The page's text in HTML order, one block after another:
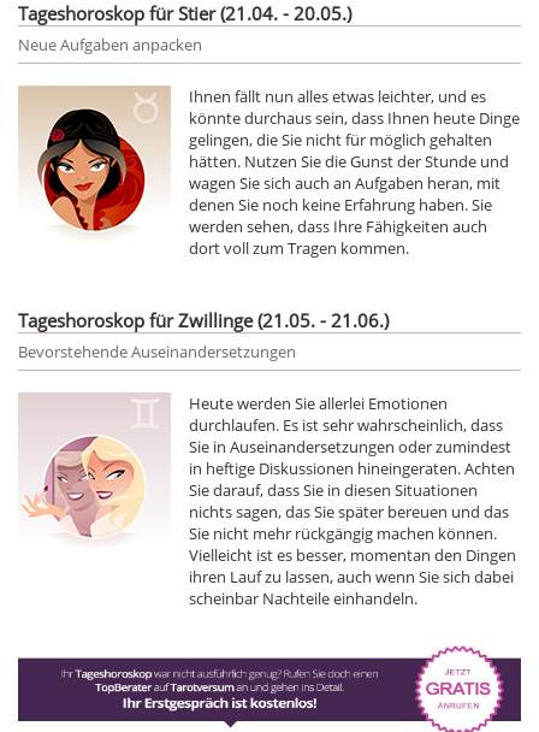
Tageshoroskop für Stier (21.04. - 20.05.)
Neue Aufgaben anpacken
Ihnen fällt nun alles etwas leichter, und es
könnte durchaus sein, dass Ihnen heute Dinge
gelingen, die Sie nicht für möglich gehalten
hätten. Nutzen Sie die Gunst der Stunde und
wagen Sie sich auch an Aufgaben heran, mit
denen Sie noch keine Erfahrung haben. Sie
werden sehen, dass Ihre Fähigkeiten auch
dort voll zum Tragen kommen.
Tageshoroskop für Zwillinge (21.05. - 21.06.)
Bevorstehende Auseinandersetzungen
Heute werden Sie allerlei Emotionen
durchlaufen. Es ist sehr wahrscheinlich, dass
Sie in Auseinandersetzungen oder zumindest
in heftige Diskussionen hineingeraten. Achten
Sie darauf, dass Sie in diesen Situationen
nichts sagen, das Sie später bereuen und das
Sie nicht mehr rückgängig machen können.
Vielleicht ist es besser, momentan den Dingen
ihren Lauf zu lassen, auch wenn Sie sich dabei
scheinbar Nachteile einhandeln.